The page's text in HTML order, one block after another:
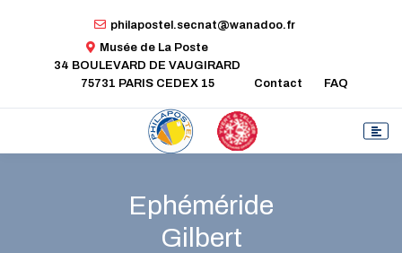
philapostel.secnat@wanadoo.fr
Musée de La Poste
34 BOULEVARD DE VAUGIRARD
75731 PARIS CEDEX 15
Contact FAQ
Ephéméride
Gilbert